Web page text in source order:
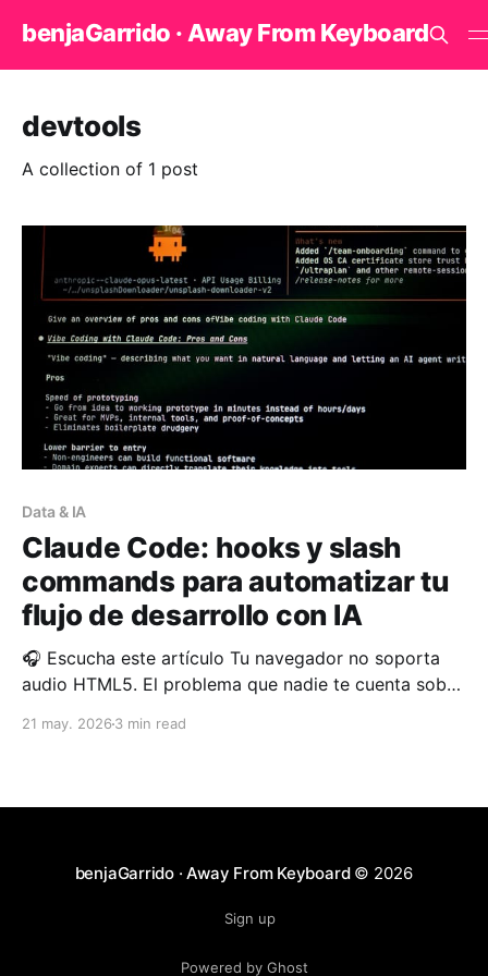
benjaGarrido · Away From Keyboard
devtools
A collection of 1 post
Data & IA
Claude Code: hooks y slash
commands para automatizar tu
flujo de desarrollo con IA
🎧 Escucha este artículo Tu navegador no soporta
audio HTML5. El problema que nadie te cuenta sobre
le pides que refactorice una función, y funciona. Pero
21 may. 2026 3 min read
benjaGarrido · Away From Keyboard© 2026
Sign up
Powered by Ghost